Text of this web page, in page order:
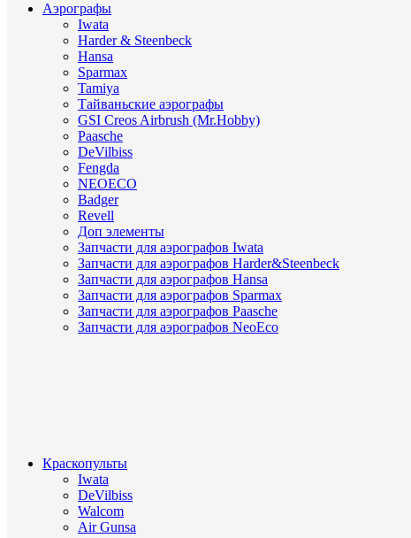
Аэрографы
Iwata
Harder & Steenbeck
Hansa
Sparmax
Tamiya
Тайваньские аэрографы
GSI Creos Airbrush (Mr.Hobby)
Paasche
DeVilbiss
Fengda
NEOECO
Badger
Revell
Доп элементы
Запчасти для аэрографов Iwata
Запчасти для аэрографов Harder&Steenbeck
Запчасти для аэрографов Hansa
Запчасти для аэрографов Sparmax
Запчасти для аэрографов Paasche
Запчасти для аэрографов NeoEco
Краскопульты
Iwata
DeVilbiss
Walcom
Air Gunsa